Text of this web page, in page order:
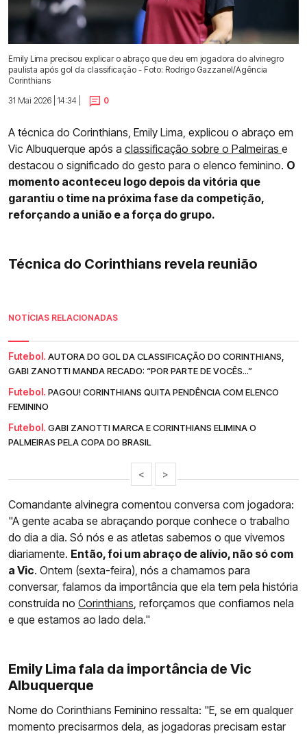
Emily Lima precisou explicar o abraço que deu em jogadora do alvinegro
paulista após gol da classificação - Foto: Rodrigo Gazzanel/Agência
Corinthians
31 Mai 2026 | 14:34 |
0
A técnica do Corinthians, Emily Lima, explicou o abraço em
Vic Albuquerque após a classificação sobre o Palmeiras e
destacou o significado do gesto para o elenco feminino. O
momento aconteceu logo depois da vitória que
garantiu o time na próxima fase da competição,
reforçando a união e a força do grupo.
Técnica do Corinthians revela reunião
NOTÍCIAS RELACIONADAS
Futebol. AUTORA DO GOL DA CLASSIFICAÇÃO DO CORINTHIANS,
GABI ZANOTTI MANDA RECADO: “POR PARTE DE VOCÊS...”
Futebol. PAGOU! CORINTHIANS QUITA PENDÊNCIA COM ELENCO
FEMININO
Futebol. GABI ZANOTTI MARCA E CORINTHIANS ELIMINA O
PALMEIRAS PELA COPA DO BRASIL
< >
Comandante alvinegra comentou conversa com jogadora:
"A gente acaba se abraçando porque conhece o trabalho
do dia a dia. Só nós e as atletas sabemos o que vivemos
diariamente. Então, foi um abraço de alívio, não só com
a Vic. Ontem (sexta-feira), nós a chamamos para
conversar, falamos da importância que ela tem pela história
construída no Corinthians , reforçamos que confiamos nela
e que estamos ao lado dela."
Emily Lima fala da importância de Vic
Albuquerque
Nome do Corinthians Feminino ressalta: "E, se em qualquer
momento precisarmos dela, as jogadoras precisam estar